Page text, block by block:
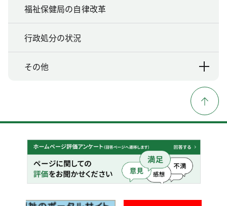
福祉保健局の自律改革
行政処分の状況
その他